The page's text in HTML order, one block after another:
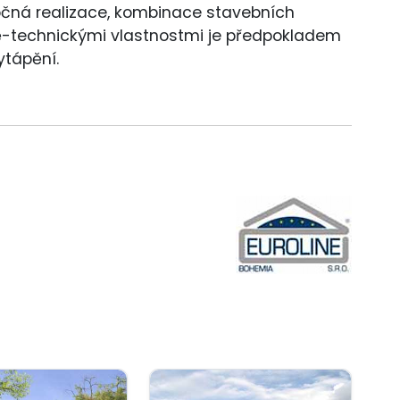
realizace, kombinace stavebních
vlastnostmi je předpokladem